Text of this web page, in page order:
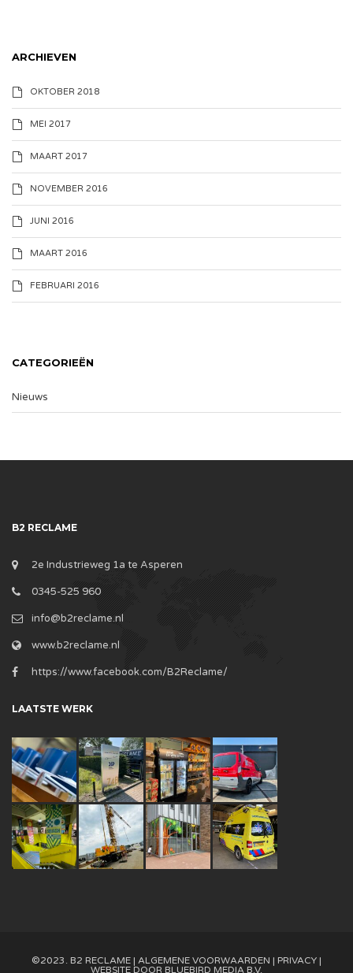
ARCHIEVEN
OKTOBER 2018
MEI 2017
MAART 2017
NOVEMBER 2016
JUNI 2016
MAART 2016
FEBRUARI 2016
CATEGORIEËN
Nieuws
B2 RECLAME
2e Industrieweg 1a te Asperen
0345-525 960
info@b2reclame.nl
www.b2reclame.nl
https://www.facebook.com/B2Reclame/
LAATSTE WERK
©2023. B2 RECLAME | ALGEMENE VOORWAARDEN | PRIVACY |
WEBSITE DOOR BLUEBIRD MEDIA B.V.